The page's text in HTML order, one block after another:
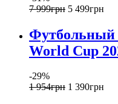
7 999грн 5 499грн
Футбольный
World Cup
-29%
1 954грн 1 390грн